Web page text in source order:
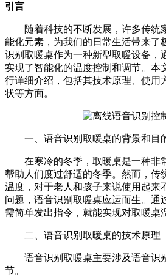
引言
随着科技的不断发展，许多传统
能化元素，为我们的日常生活带来了
识别取暖桌作为一种新型取暖设备，
实现了智能化的温度控制和调节。本
行详细介绍，包括其技术原理、使用
状等方面。
一、语音识别取暖桌的背景和目
在寒冷的冬季，取暖桌是一种非
帮助人们度过舒适的冬季。然而，传
温度，对于老人和孩子来说使用起来
问题，语音识别取暖桌应运而生。通
需简单发出指令，就能实现对取暖桌
二、语音识别取暖桌的技术原理
语音识别取暖桌主要涉及语音识
节。